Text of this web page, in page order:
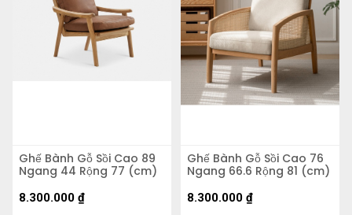
Ghế Bành Gỗ Sồi Cao 89
Ngang 44 Rộng 77 (cm)
8.300.000 ₫
Ghế Bành Gỗ Sồi Cao 76
Ngang 66.6 Rộng 81 (cm)
8.300.000 ₫